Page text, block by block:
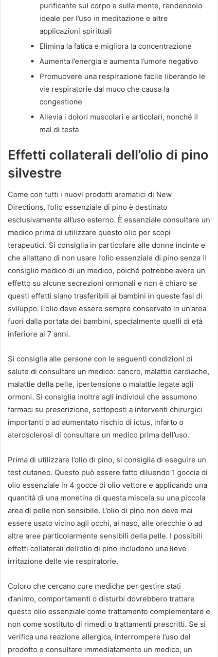
purificante sul corpo e sulla mente, rendendolo
ideale per l’uso in meditazione e altre
applicazioni spirituali
Elimina la fatica e migliora la concentrazione
Aumenta l’energia e aumenta l’umore negativo
Promuovere una respirazione facile liberando le
vie respiratorie dal muco che causa la
congestione
Allevia i dolori muscolari e articolari, nonché il
mal di testa
Effetti collaterali dell’olio di pino
silvestre
Come con tutti i nuovi prodotti aromatici di New
Directions, l’olio essenziale di pino è destinato
esclusivamente all’uso esterno. È essenziale consultare un
medico prima di utilizzare questo olio per scopi
terapeutici. Si consiglia in particolare alle donne incinte e
che allattano di non usare l’olio essenziale di pino senza il
consiglio medico di un medico, poiché potrebbe avere un
effetto su alcune secrezioni ormonali e non è chiaro se
questi effetti siano trasferibili ai bambini in queste fasi di
sviluppo. L’olio deve essere sempre conservato in un’area
fuori dalla portata dei bambini, specialmente quelli di età
inferiore ai 7 anni.
Si consiglia alle persone con le seguenti condizioni di
salute di consultare un medico: cancro, malattie cardiache,
malattie della pelle, ipertensione o malattie legate agli
ormoni. Si consiglia inoltre agli individui che assumono
farmaci su prescrizione, sottoposti a interventi chirurgici
importanti o ad aumentato rischio di ictus, infarto o
aterosclerosi di consultare un medico prima dell’uso.
Prima di utilizzare l’olio di pino, si consiglia di eseguire un
test cutaneo. Questo può essere fatto diluendo 1 goccia di
olio essenziale in 4 gocce di olio vettore e applicando una
quantità di una monetina di questa miscela su una piccola
area di pelle non sensibile. L’olio di pino non deve mai
essere usato vicino agli occhi, al naso, alle orecchie o ad
altre aree particolarmente sensibili della pelle. I possibili
effetti collaterali dell’olio di pino includono una lieve
irritazione delle vie respiratorie.
Coloro che cercano cure mediche per gestire stati
d’animo, comportamenti o disturbi dovrebbero trattare
questo olio essenziale come trattamento complementare e
non come sostituto di rimedi o trattamenti prescritti. Se si
verifica una reazione allergica, interrompere l’uso del
prodotto e consultare immediatamente un medico, un